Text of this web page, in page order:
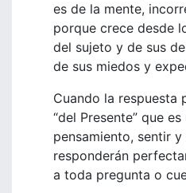
es de la mente,
porque crece desde
del sujeto y de sus
de sus miedos y
Cuando la respuesta
“del Presente” que
pensamiento, sentir y
responderán
a toda pregunta o